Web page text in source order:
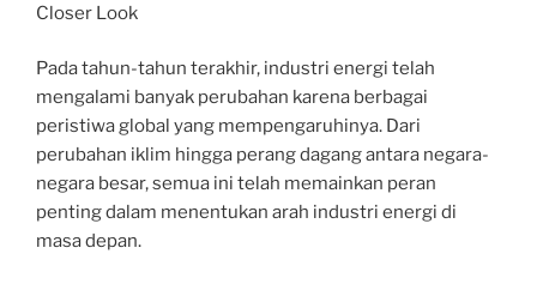
Closer Look
Pada tahun-tahun terakhir, industri energi telah
mengalami banyak perubahan karena berbagai
peristiwa global yang mempengaruhinya. Dari
perubahan iklim hingga perang dagang antara negara-
negara besar, semua ini telah memainkan peran
penting dalam menentukan arah industri energi di
masa depan.